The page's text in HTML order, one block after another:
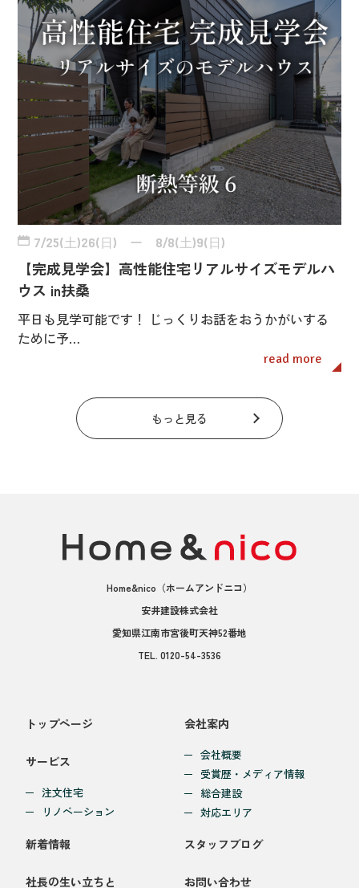
7/25(土)26(日) ー 8/8(土)9(日)
【完成見学会】高性能住宅リアルサイズモデルハ
ウス in扶桑
平日も見学可能です！ じっくりお話をおうかがいする
ために予…
read more
もっと見る
Home&nico （ホームアンドニコ）
安井建設株式会社
愛知県江南市宮後町天神52番地
TEL. 0120-54-3536
トップページ
サービス
注文住宅
リノベーション
会社案内
会社概要
受賞歴・メディア情報
総合建設
対応エリア
新着情報
社長の生い立ちと
スタッフブログ
お問い合わせ